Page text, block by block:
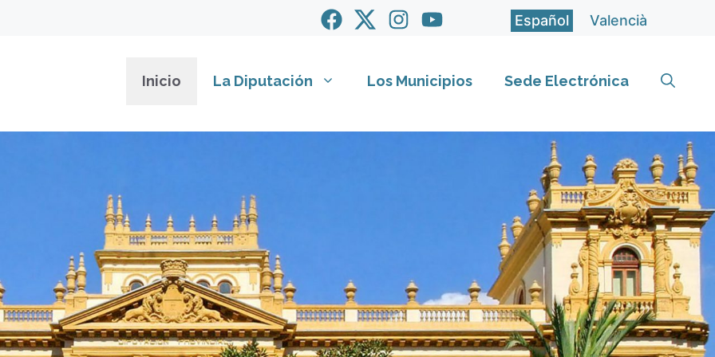
Español Valencià
Inicio La Diputación Los Municipios Sede Electrónica